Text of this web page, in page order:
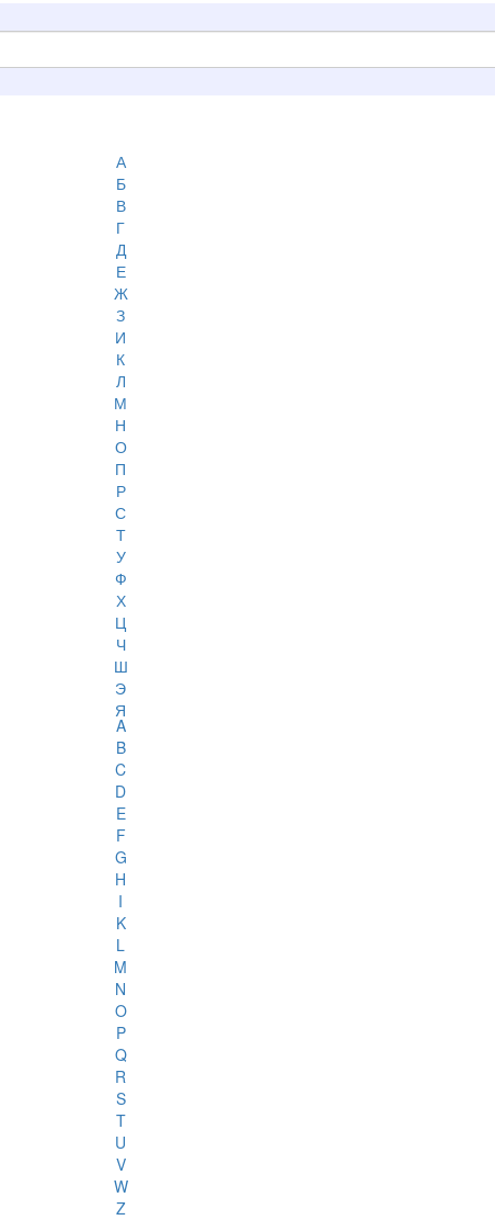
А
Б
В
Г
Д
Е
Ж
З
И
К
Л
М
Н
О
П
Р
С
Т
У
Ф
Х
Ц
Ч
Ш
Э
Я
A
B
C
D
E
F
G
H
I
K
L
M
N
O
P
Q
R
S
T
U
V
W
Z